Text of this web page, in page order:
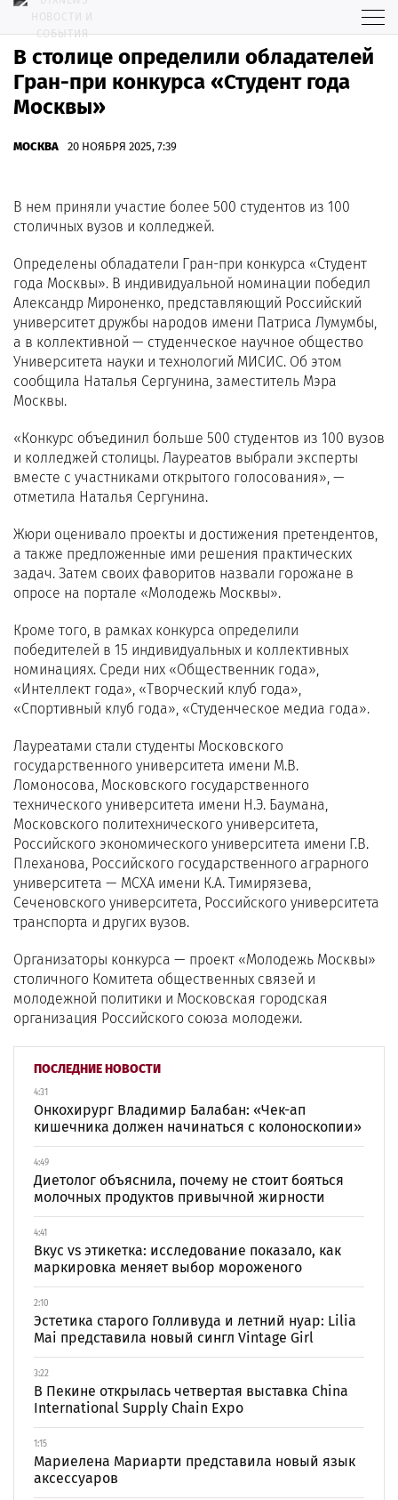
В столице определили обладателей
Гран-при конкурса «Студент года
Москвы»
МОСКВА 20 НОЯБРЯ 2025, 7:39
ПОСЛЕДНИЕ НОВОСТИ
4:31
Онкохирург Владимир Балабан: «Чек-ап
кишечника должен начинаться с колоноскопии»
4:49
Диетолог объяснила, почему не стоит бояться
молочных продуктов привычной жирности
4:41
Вкус vs этикетка: исследование показало, как
маркировка меняет выбор мороженого
2:10
Эстетика старого Голливуда и летний нуар: Lilia
Mai представила новый сингл Vintage Girl
3:22
В Пекине открылась четвертая выставка China
International Supply Chain Expo
1:15
Мариелена Мариарти представила новый язык
аксессуаров
В нем приняли участие более 500 студентов из 100
столичных вузов и колледжей.
Определены обладатели Гран-при конкурса «Студент
года Москвы». В индивидуальной номинации победил
Александр Мироненко, представляющий Российский
университет дружбы народов имени Патриса Лумумбы,
а в коллективной — студенческое научное общество
Университета науки и технологий МИСИС. Об этом
сообщила Наталья Сергунина, заместитель Мэра
Москвы.
«Конкурс объединил больше 500 студентов из 100 вузов
и колледжей столицы. Лауреатов выбрали эксперты
вместе с участниками открытого голосования», —
отметила Наталья Сергунина.
Жюри оценивало проекты и достижения претендентов,
а также предложенные ими решения практических
задач. Затем своих фаворитов назвали горожане в
опросе на портале «Молодежь Москвы».
Кроме того, в рамках конкурса определили
победителей в 15 индивидуальных и коллективных
номинациях. Среди них «Общественник года»,
«Интеллект года», «Творческий клуб года»,
«Спортивный клуб года», «Студенческое медиа года».
Лауреатами стали студенты Московского
государственного университета имени М.В.
Ломоносова, Московского государственного
технического университета имени Н.Э. Баумана,
Московского политехнического университета,
Российского экономического университета имени Г.В.
Плеханова, Российского государственного аграрного
университета — МСХА имени К.А. Тимирязева,
Сеченовского университета, Российского университета
транспорта и других вузов.
Организаторы конкурса — проект «Молодежь Москвы»
столичного Комитета общественных связей и
молодежной политики и Московская городская
организация Российского союза молодежи.